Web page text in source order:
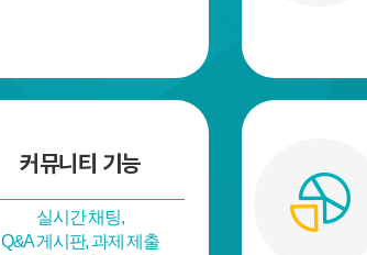
커뮤니티 기능
실시간 채팅,
Q&A 게시판, 과제 제출